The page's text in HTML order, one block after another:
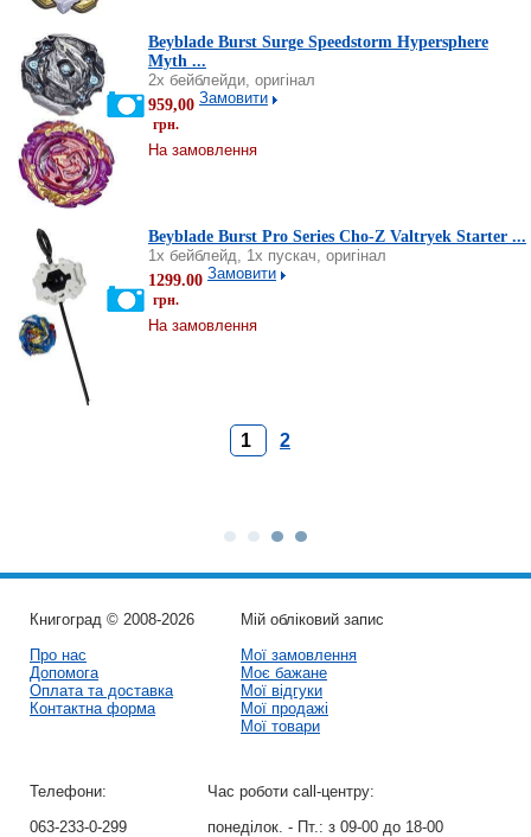
Beyblade Burst Surge Speedstorm Hypersphere
Myth ...
2х бейблейди, оригінал
959,00
грн.
Замовити
На замовлення
Beyblade Burst Pro Series Cho-Z Valtryek Starter ...
1х бейблейд, 1х пускач, оригінал
1299.00
грн.
Замовити
На замовлення
1 2
Книгоград © 2008-2026
Про нас
Допомога
Оплата та доставка
Контактна форма
Мій обліковий запис
Мої замовлення
Моє бажане
Мої відгуки
Мої продажі
Мої товари
Телефони:
063-233-0-299
Час роботи call-центру:
понеділок. - Пт.: з 09-00 до 18-00